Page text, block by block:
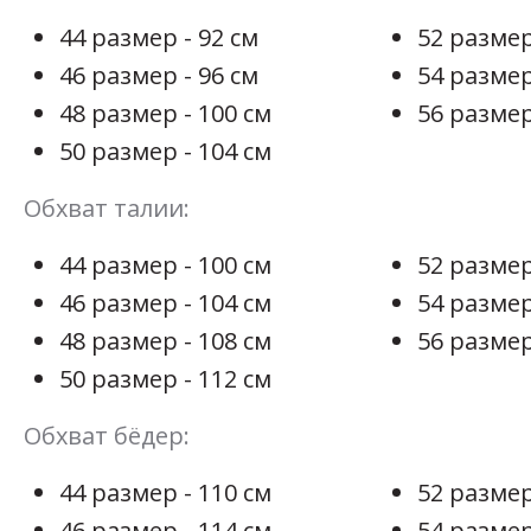
44 размер - 92 см
46 размер - 96 см
48 размер - 100 см
50 размер - 104 см
52
54
56
Обхват талии:
44 размер - 100 см
46 размер - 104 см
48 размер - 108 см
50 размер - 112 см
52
54
56
Обхват бёдер:
44 размер - 110 см
52